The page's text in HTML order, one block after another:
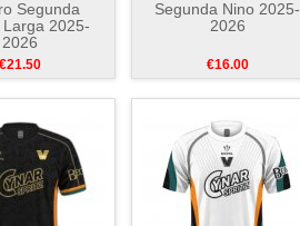
Segunda
Larga 2025-
2026
€21.50
Segunda Nino 2025-
2026
€16.00